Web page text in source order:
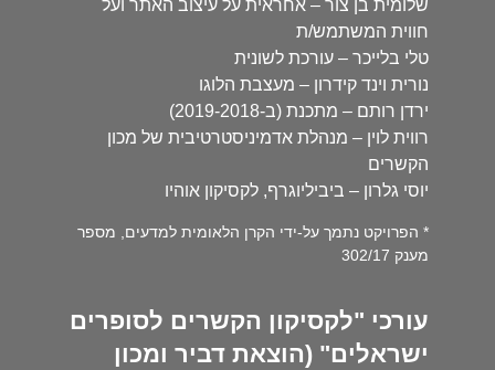
שלומית בן צור – אחראית על עיצוב האתר ועל
חווית המשתמש/ת
טלי בלייכר – עורכת לשונית
נורית וינד קידרון – מעצבת הלוגו
ירדן רותם – מתכנת (ב-2019-2018)
רווית לוין – מנהלת אדמיניסטרטיבית של מכון
הקשרים
יוסי גלרון – ביביליוגרף, לקסיקון אוהיו
* הפרויקט נתמך על-ידי הקרן הלאומית למדעים, מספר
מענק 302/17
עורכי "לקסיקון הקשרים לסופרים
ישראלים" (הוצאת דביר ומכון